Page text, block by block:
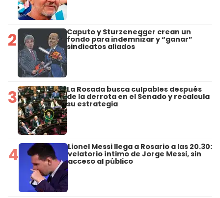
2 Caputo y Sturzenegger crean un
fondo para indemnizar y “ganar”
sindicatos aliados
3 La Rosada busca culpables después
de la derrota en el Senado y recalcula
su estrategia
4 Lionel Messi llega a Rosario a las 20.30:
velatorio íntimo de Jorge Messi, sin
acceso al público